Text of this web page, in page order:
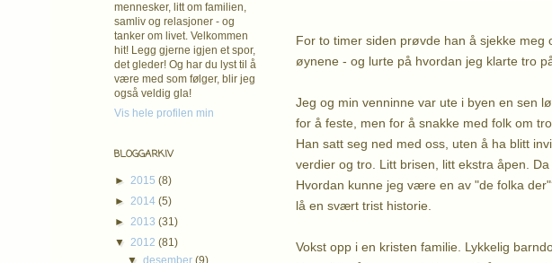
For to timer siden prøvde han å sjekke
øynene - og lurte på hvordan jeg klarte tro
Jeg og min venninne var ute i byen en sen
for å feste, men for å snakke med folk om
Han satt seg ned med oss, uten å ha blitt
verdier og tro. Litt brisen, litt ekstra åpen.
Hvordan kunne jeg være en av "de folka
lå en svært trist historie.
Vokst opp i en kristen familie. Lykkelig
mennesker, litt om familien,
samliv og relasjoner - og
tanker om livet. Velkommen
hit! Legg gjerne igjen et spor,
det gleder! Og har du lyst til å
være med som følger, blir jeg
også veldig gla!
Vis hele profilen min
BLOGGARKIV
► 2015 (8)
► 2014 (5)
► 2013 (31)
▼ 2012 (81)
▼desember(9)